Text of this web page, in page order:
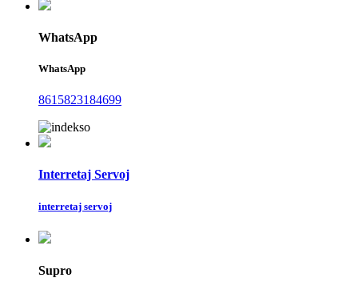
WhatsApp
WhatsApp
8615823184699
Interretaj Servoj
interretaj servoj
Supro